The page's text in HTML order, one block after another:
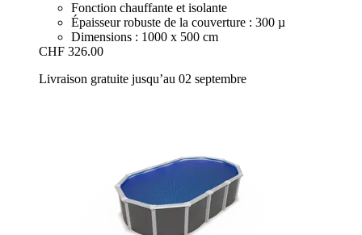
Fonction chauffante et isolante
Épaisseur robuste de la couverture : 300 µ
Dimensions : 1000 x 500 cm
CHF 326.00
Livraison gratuite jusqu’au 02 septembre